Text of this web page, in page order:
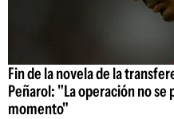
Fin de la novela de la
Peñarol: "La operación no
momento"